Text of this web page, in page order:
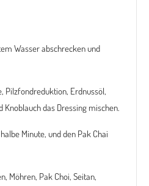
Wasser abschrecken und
Pilzfondreduktion, Erdnussöl,
das Dressing mischen.
Minute, und den Pak Chai
Möhren, Pak Choi, Seitan,